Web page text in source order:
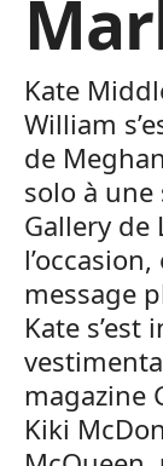
Kate
William
de
solo à
Gallery de
message
Kate
magazine
Kiki